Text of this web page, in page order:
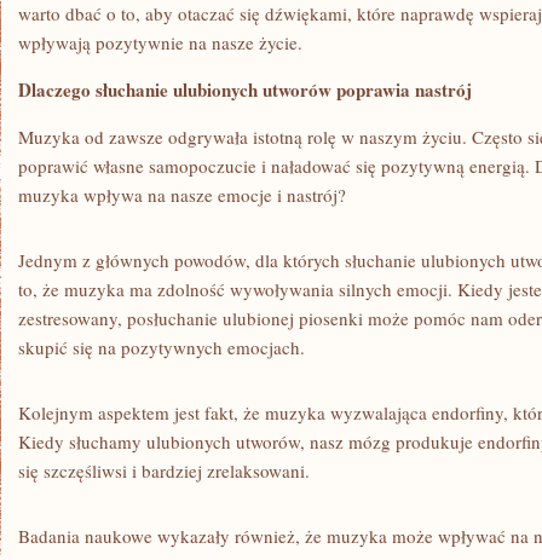
warto dbać o to,​ aby otaczać się dźwiękami, które naprawdę
wpływają pozytywnie na nasze⁢ życie.
Dlaczego ​słuchanie ‍ulubionych ​utworów poprawia nastrój
Muzyka ⁢od ‍zawsze‌ odgrywała ​istotną rolę w naszym ‌życiu. Często
poprawić własne samopoczucie i naładować się ⁣pozytywną⁣ energią.
muzyka ⁤wpływa na nasze emocje ⁤i nastrój?
Jednym z głównych powodów, dla których ⁢słuchanie ulubionych
to, że muzyka⁢ ma zdolność wywoływania silnych emocji. Kiedy
zestresowany, posłuchanie ulubionej piosenki może ⁤pomóc nam
skupić się ‍na ⁢pozytywnych‍ emocjach.
Kolejnym ‌aspektem jest fakt,⁣ że muzyka wyzwalająca​ endorfiny,
Kiedy⁣ słuchamy ‌ulubionych⁤ utworów, nasz mózg produkuje
się szczęśliwsi i⁢ bardziej zrelaksowani.
Badania naukowe wykazały⁤ również, ​że muzyka może wpływać na⁤